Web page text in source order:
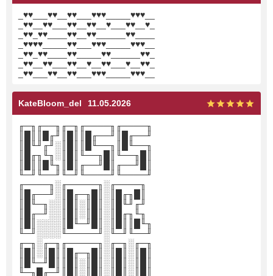
_♥♥___♥♥__♥♥___♥♥♥_____♥♥♥__
_♥♥__♥♥___♥♥__♥♥__♥___♥♥__♥_
_♥♥_♥♥____♥♥__♥♥______♥♥____
_♥♥♥♥_____♥♥___♥♥♥_____♥♥♥__
_♥♥_♥♥____♥♥_____♥♥______♥♥_
_♥♥__♥♥___♥♥__♥__♥♥___♥__♥♥_
_♥♥___♥♥__♥♥___♥♥♥_____♥♥♥__
KateBloom_del 11.05.2026
╓─╖╓──╖╓─╖╓────╖╓────╖
║█║║█╓╜║█║║█╓──╜║█╓──╜
║█╙╜╓╜░║█║║█╙──╖║█╙──╖
║█╓╖╙╖░║█║╙──╖█║╙──╖█║
║█║║█╙╖║█║╓──╜█║╓──╜█║
╙─╜╙──╜╙─╜╙────╜╙────╜
╓────╖░╓─────╖░╓────╖
║█╓──╜░║█╓─╖█║░║█╓╖█║
║█╙─╖░░║█║░║█║░║█╙╜╓╜
║█╓─╜░░║█║░║█║░║█╓╖╙╖
║█║░░░░║█╙─╜█║░║█║║█╙╖
╙─╜░░░░╙─────╜░╙─╜╙──╜
╓─╖░╓─╖╓─────╖░╓─╖░╓─╖
║█║░║█║║█╓─╖█║░║█║░║█║
║█╙─╜█║║█║░║█║░║█║░║█║
╙─╖█╓─╜║█║░║█║░║█║░║█║